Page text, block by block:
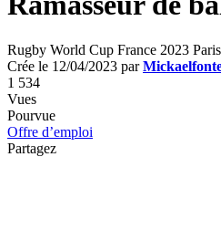
Rugby World Cup France 2023
Crée le 12/04/2023 par
1 534
Vues
Pourvue
Offre d’emploi
Partagez